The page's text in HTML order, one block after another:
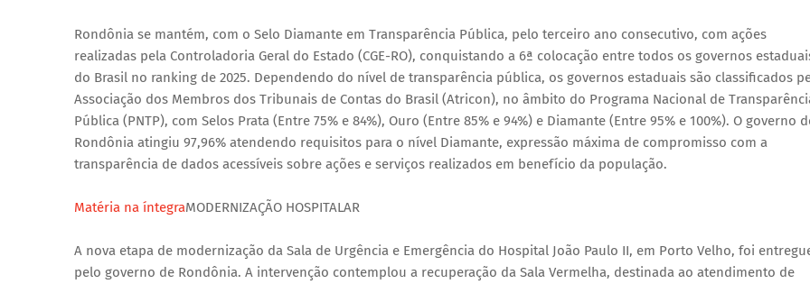
Rondônia se mantém, com o Selo Diamante em Transparência Pública, pelo terceiro ano consecutivo, com ações
realizadas pela Controladoria Geral do Estado (CGE-RO), conquistando a 6ª colocação entre todos os governos
do Brasil no ranking de 2025. Dependendo do nível de transparência pública, os governos estaduais são classificados
Associação dos Membros dos Tribunais de Contas do Brasil (Atricon), no âmbito do Programa Nacional de
Pública (PNTP), com Selos Prata (Entre 75% e 84%), Ouro (Entre 85% e 94%) e Diamante (Entre 95% e 100%). O governo
Rondônia atingiu 97,96% atendendo requisitos para o nível Diamante, expressão máxima de compromisso com a
transparência de dados acessíveis sobre ações e serviços realizados em benefício da população.
Matéria na íntegraMODERNIZAÇÃO HOSPITALAR
A nova etapa de modernização da Sala de Urgência e Emergência do Hospital João Paulo II, em Porto Velho, foi
pelo governo de Rondônia. A intervenção contemplou a recuperação da Sala Vermelha, destinada ao atendimento de